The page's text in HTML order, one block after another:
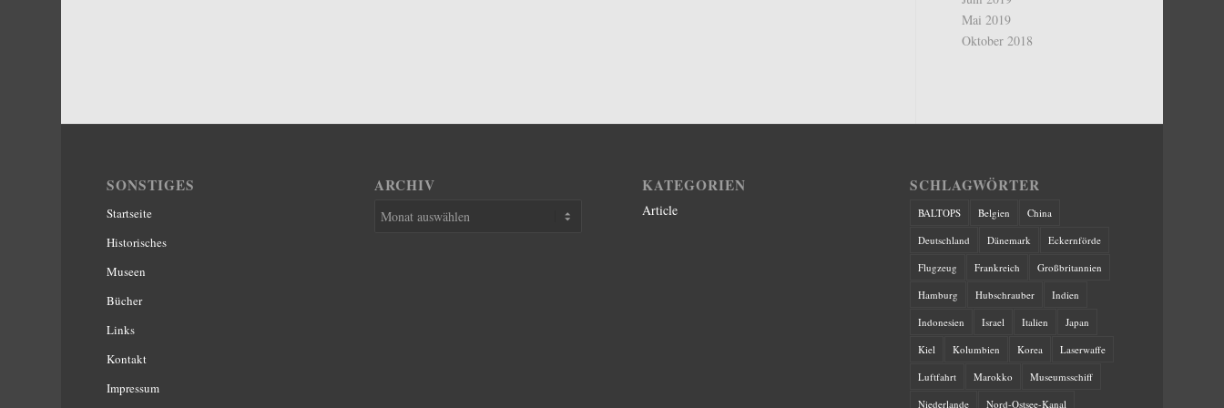
Mai 2019
Oktober 2018
SONSTIGES
Startseite
Historisches
Museen
Bücher
Links
Kontakt
Impressum
ARCHIV KATEGORIEN
Article
SCHLAGWÖRTER
BALTOPS Belgien
China
Deutschland
Dänemark
Eckernförde
Flugzeug
Frankreich
Großbritannien
Hamburg
Hubschrauber
Indien
Indonesien
Israel Italien
Japan
Kiel
Kolumbien Korea
Laserwaffe
Luftfahrt
Marokko
Museumsschiff
Niederlande
Nord-Ostsee-Kanal